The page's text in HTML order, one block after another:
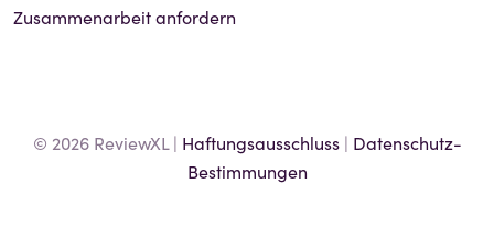
Zusammenarbeit anfordern
© 2026 ReviewXL | Haftungsausschluss| Datenschutz-
Bestimmungen